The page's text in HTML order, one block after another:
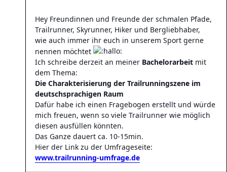
Hey Freundinnen und Freunde der schmalen Pfade,
Trailrunner, Skyrunner, Hiker und Bergliebhaber,
wie auch immer ihr euch in unserem Sport gerne
nennen möchtet
Ich schreibe derzeit an meiner Bachelorarbeit mit
dem Thema:
Die Charakterisierung der Trailrunningszene im
deutschsprachigen Raum
Dafür habe ich einen Fragebogen erstellt und würde
mich freuen, wenn so viele Trailrunner wie möglich
diesen ausfüllen könnten.
Das Ganze dauert ca. 10-15min.
Hier der Link zu der Umfrageseite:
www.trailrunning-umfrage.de